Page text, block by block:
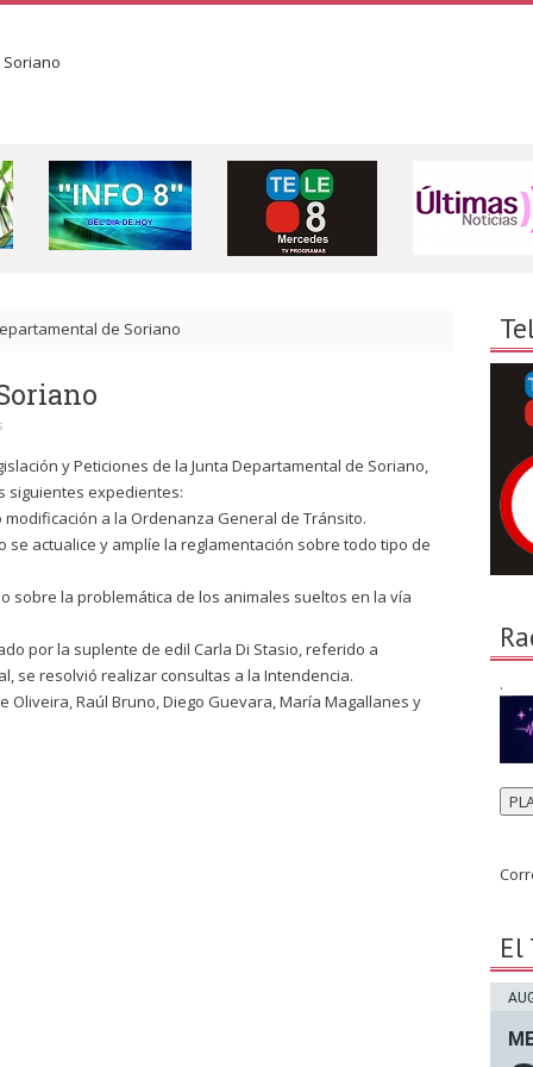
.
El
de Soriano
y Peticiones de la Junta Departamental de Soriano,
siguientes expedientes:
a la Ordenanza General de Tránsito.
se actualice y amplíe la reglamentación sobre todo tipo de
sobre la problemática de los animales sueltos en la vía
por la suplente de edil Carla Di Stasio, referido a
se resolvió realizar consultas a la Intendencia.
Raúl Bruno, Diego Guevara, María Magallanes y